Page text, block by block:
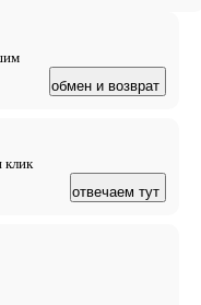
обмен и возврат
клик
отвечаем тут